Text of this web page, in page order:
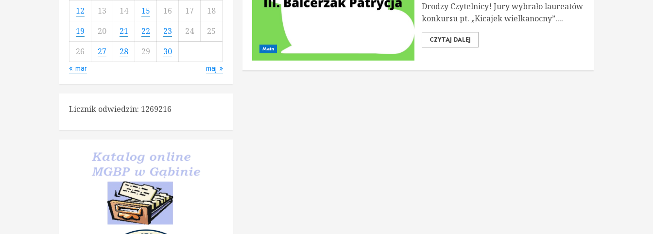
Main
Drodzy Czytelnicy! Jury wybrało laureatów
konkursu pt. „Kicajek wielkanocny”....
CZYTAJ DALEJ
12
13 14 15 16 17
18
19
20 21 22 23 24
25
26
27 28 29 30
« mar maj »
Licznik odwiedzin: 1269216